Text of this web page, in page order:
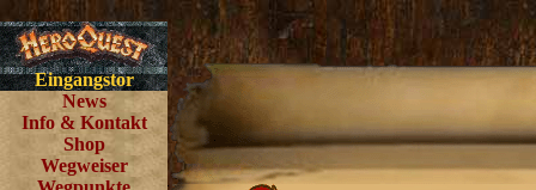
Eingangstor
News
Info & Kontakt
Shop
Wegweiser